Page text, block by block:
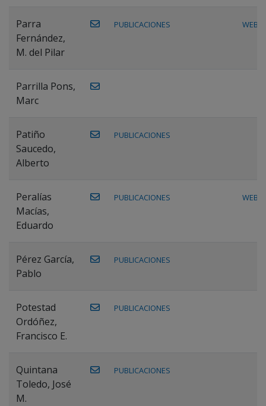
Parra
Fernández,
M. del Pilar
PUBLICACIONES WEB
Parrilla Pons,
Marc
Patiño
Saucedo,
Alberto
PUBLICACIONES
Peralías
Macías,
Eduardo
PUBLICACIONES WEB
Pérez García,
Pablo
PUBLICACIONES
Potestad
Ordóñez,
Francisco E.
PUBLICACIONES
Quintana
Toledo, José
M.
PUBLICACIONES